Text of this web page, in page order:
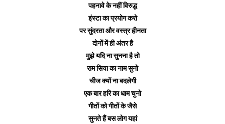
पहनावे के नहीं विरुद्ध
इंस्टा का प्रयोग करो
पर सुंदरता और वस्त्र हीनता
दोनों में ही अंतर है
मुझे यदि ना सुनना है तो
राम सिया का नाम सुनो
चीज क्यों ना बदलेगी
एक बार हरि का धाम चुनो
गीतों को गीतों के जैसे
सुनते हैं बस लोग यहां